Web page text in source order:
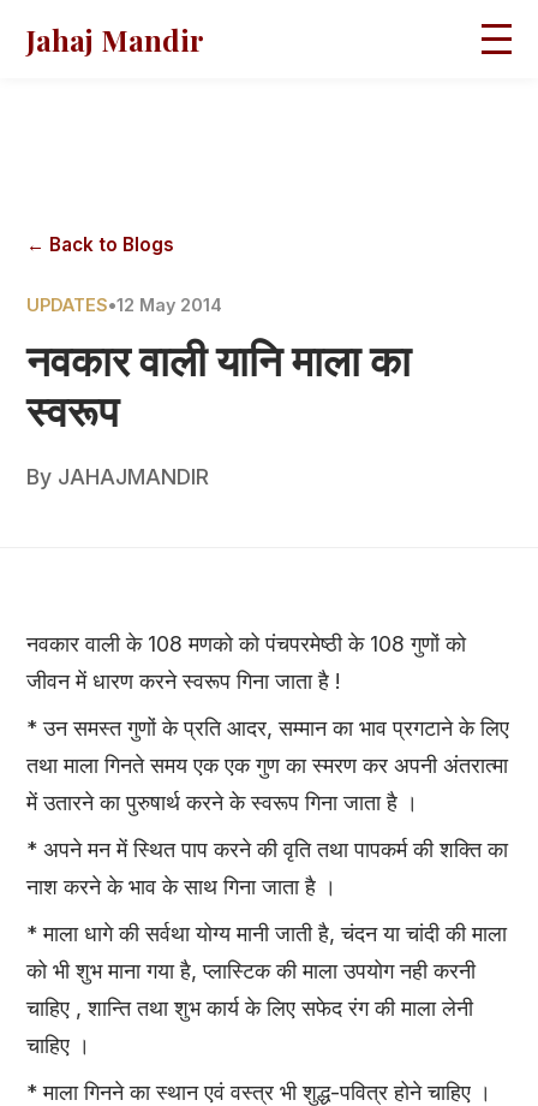
Jahaj Mandir
← Back to Blogs
UPDATES•12 May 2014
नवकार वाली यानि माला का
स्वरूप
By JAHAJMANDIR
नवकार वाली के 108 मणको को पंचपरमेष्ठी के 108 गुणों को
जीवन में धारण करने स्वरूप गिना जाता है !
* उन समस्त गुणों के प्रति आदर, सम्मान का भाव प्रगटाने के लिए
तथा माला गिनते समय एक एक गुण का स्मरण कर अपनी अंतरात्मा
में उतारने का पुरुषार्थ करने के स्वरूप गिना जाता है ।
* अपने मन में स्थित पाप करने की वृति तथा पापकर्म की शक्ति का
नाश करने के भाव के साथ गिना जाता है ।
* माला धागे की सर्वथा योग्य मानी जाती है, चंदन या चांदी की माला
को भी शुभ माना गया है, प्लास्टिक की माला उपयोग नही करनी
चाहिए , शान्ति तथा शुभ कार्य के लिए सफेद रंग की माला लेनी
चाहिए ।
* माला गिनने का स्थान एवं वस्त्र भी शुद्ध-पवित्र होने चाहिए ।